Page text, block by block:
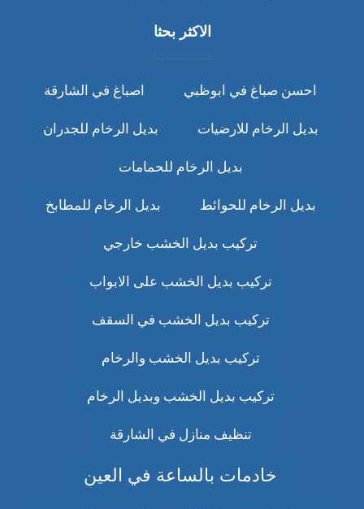
الاكثر بحثا
احسن صباغ في ابوظبي اصباغ في الشارقة
بديل الرخام للارضيات بديل الرخام للجدران
بديل الرخام للحمامات
بديل الرخام للحوائط بديل الرخام للمطابخ
تركيب بديل الخشب خارجي
تركيب بديل الخشب على الابواب
تركيب بديل الخشب في السقف
تركيب بديل الخشب والرخام
تركيب بديل الخشب وبديل الرخام
تنظيف منازل في الشارقة
خادمات بالساعة في العين